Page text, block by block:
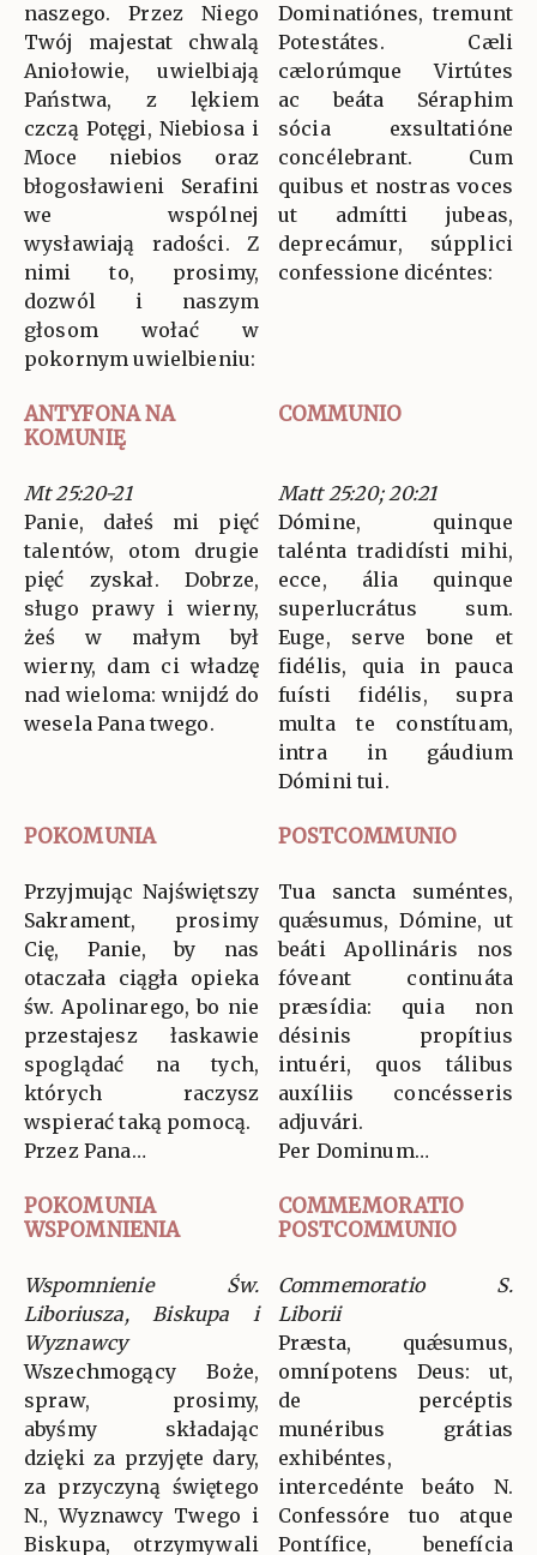
naszego. Przez Niego
Twój majestat chwalą
Aniołowie, uwielbiają
Państwa, z lękiem
czczą Potęgi, Niebiosa i
Moce niebios oraz
błogosławieni Serafini
we wspólnej
wysławiają radości. Z
nimi to, prosimy,
dozwól i naszym
głosom wołać w
pokornym uwielbieniu:
Dominatiónes, tremunt
Potestátes. Cæli
cælorúmque Virtútes
ac beáta Séraphim
sócia exsultatióne
concélebrant. Cum
quibus et nostras voces
ut admítti jubeas,
deprecámur, súpplici
confessione dicéntes:
ANTYFONA NA
KOMUNIĘ
COMMUNIO
Mt 25:20-21
Panie, dałeś mi pięć
talentów, otom drugie
pięć zyskał. Dobrze,
sługo prawy i wierny,
żeś w małym był
wierny, dam ci władzę
nad wieloma: wnijdź do
wesela Pana twego.
Matt 25:20; 20:21
Dómine, quinque
talénta tradidísti mihi,
ecce, ália quinque
superlucrátus sum.
Euge, serve bone et
fidélis, quia in pauca
fuísti fidélis, supra
multa te constítuam,
intra in gáudium
Dómini tui.
POKOMUNIA POSTCOMMUNIO
Przyjmując Najświętszy
Sakrament, prosimy
Cię, Panie, by nas
otaczała ciągła opieka
św. Apolinarego, bo nie
przestajesz łaskawie
spoglądać na tych,
których raczysz
wspierać taką pomocą.
Przez Pana…
Tua sancta suméntes,
quǽsumus, Dómine, ut
beáti Apollináris nos
fóveant continuáta
præsídia: quia non
désinis propítius
intuéri, quos tálibus
auxíliis concésseris
adjuvári.
Per Dominum…
POKOMUNIA
WSPOMNIENIA
COMMEMORATIO
POSTCOMMUNIO
Wspomnienie Św.
Liboriusza, Biskupa i
Wyznawcy
Wszechmogący Boże,
spraw, prosimy,
abyśmy składając
dzięki za przyjęte dary,
za przyczyną świętego
N., Wyznawcy Twego i
Biskupa, otrzymywali
Commemoratio S.
Liborii
Præsta, quǽsumus,
omnípotens Deus: ut,
de percéptis
munéribus grátias
exhibéntes,
intercedénte beáto N.
Confessóre tuo atque
Pontífice, benefícia